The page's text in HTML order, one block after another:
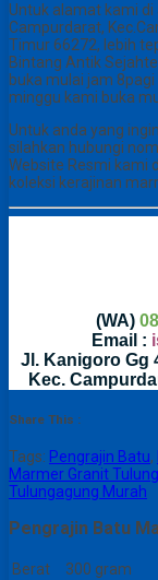
Untuk alamat kami di
Campurdarat,
Timur 66272, lebih
Bintang Antik
buka mulai jam
minggu kami buka
Untuk anda yang
silahkan hubungi
Website Resmi kami
koleksi kerajinan
(WA)
Email :
Jl. Kanigoro Gg
Kec.
Share This :
Tags: Pengrajin Batu,
Marmer Granit
Tulungagung Murah
Pengrajin Batu
Berat
300 gram